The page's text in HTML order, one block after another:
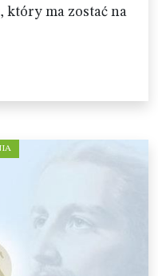
który ma zostać na